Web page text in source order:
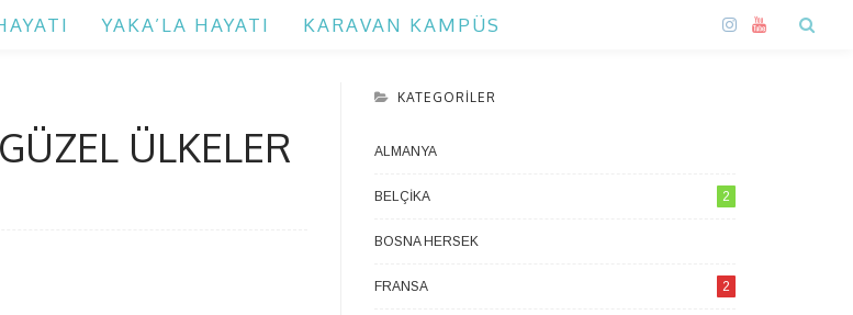
YAKA’LA HAYATI KARAVAN KAMPÜS
ÜLKELER
KATEGORILER
ALMANYA
BELÇIKA 2
BOSNA HERSEK
FRANSA 2